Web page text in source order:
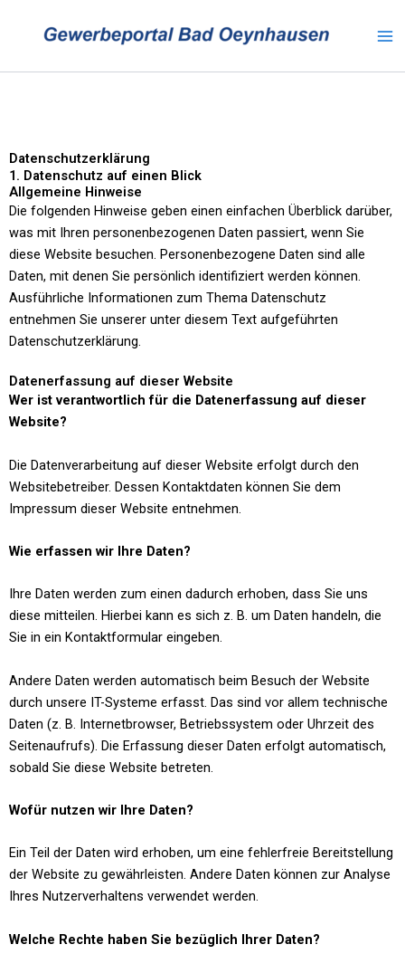
Datenschutzerklärung
1. Datenschutz auf einen Blick
Allgemeine Hinweise
Die folgenden Hinweise geben einen einfachen Überblick darüber,
was mit Ihren personenbezogenen Daten passiert, wenn Sie
diese Website besuchen. Personenbezogene Daten sind alle
Daten, mit denen Sie persönlich identifiziert werden können.
Ausführliche Informationen zum Thema Datenschutz
entnehmen Sie unserer unter diesem Text aufgeführten
Datenschutzerklärung.
Datenerfassung auf dieser Website
Wer ist verantwortlich für die Datenerfassung auf dieser
Website?
Die Datenverarbeitung auf dieser Website erfolgt durch den
Websitebetreiber. Dessen Kontaktdaten können Sie dem
Impressum dieser Website entnehmen.
Wie erfassen wir Ihre Daten?
Ihre Daten werden zum einen dadurch erhoben, dass Sie uns
diese mitteilen. Hierbei kann es sich z. B. um Daten handeln, die
Sie in ein Kontaktformular eingeben.
Andere Daten werden automatisch beim Besuch der Website
durch unsere IT-Systeme erfasst. Das sind vor allem technische
Daten (z. B. Internetbrowser, Betriebssystem oder Uhrzeit des
Seitenaufrufs). Die Erfassung dieser Daten erfolgt automatisch,
sobald Sie diese Website betreten.
Wofür nutzen wir Ihre Daten?
Ein Teil der Daten wird erhoben, um eine fehlerfreie Bereitstellung
der Website zu gewährleisten. Andere Daten können zur Analyse
Ihres Nutzerverhaltens verwendet werden.
Welche Rechte haben Sie bezüglich Ihrer Daten?